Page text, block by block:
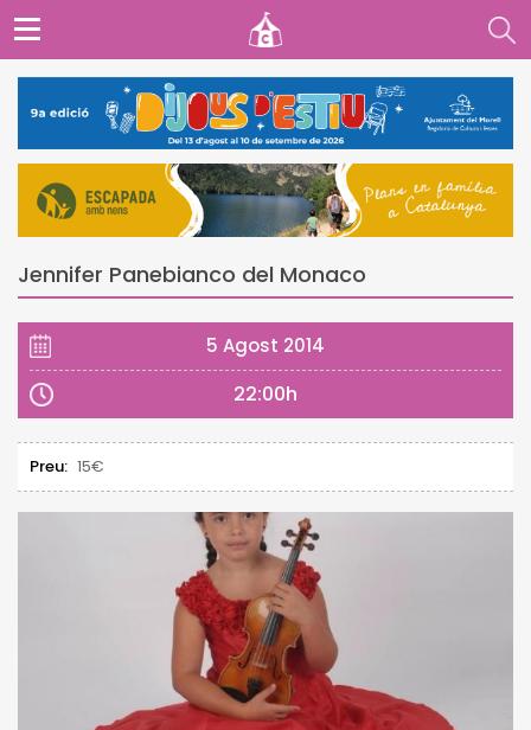
Jennifer Panebianco del Monaco
5 Agost 2014
22:00h
Preu: 15€